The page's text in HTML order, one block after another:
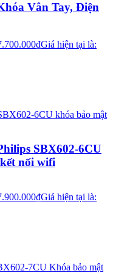
Vân Tay, Điện
₫Giá hiện tại là:
SBX602-6CU
nối wifi
₫Giá hiện tại là: